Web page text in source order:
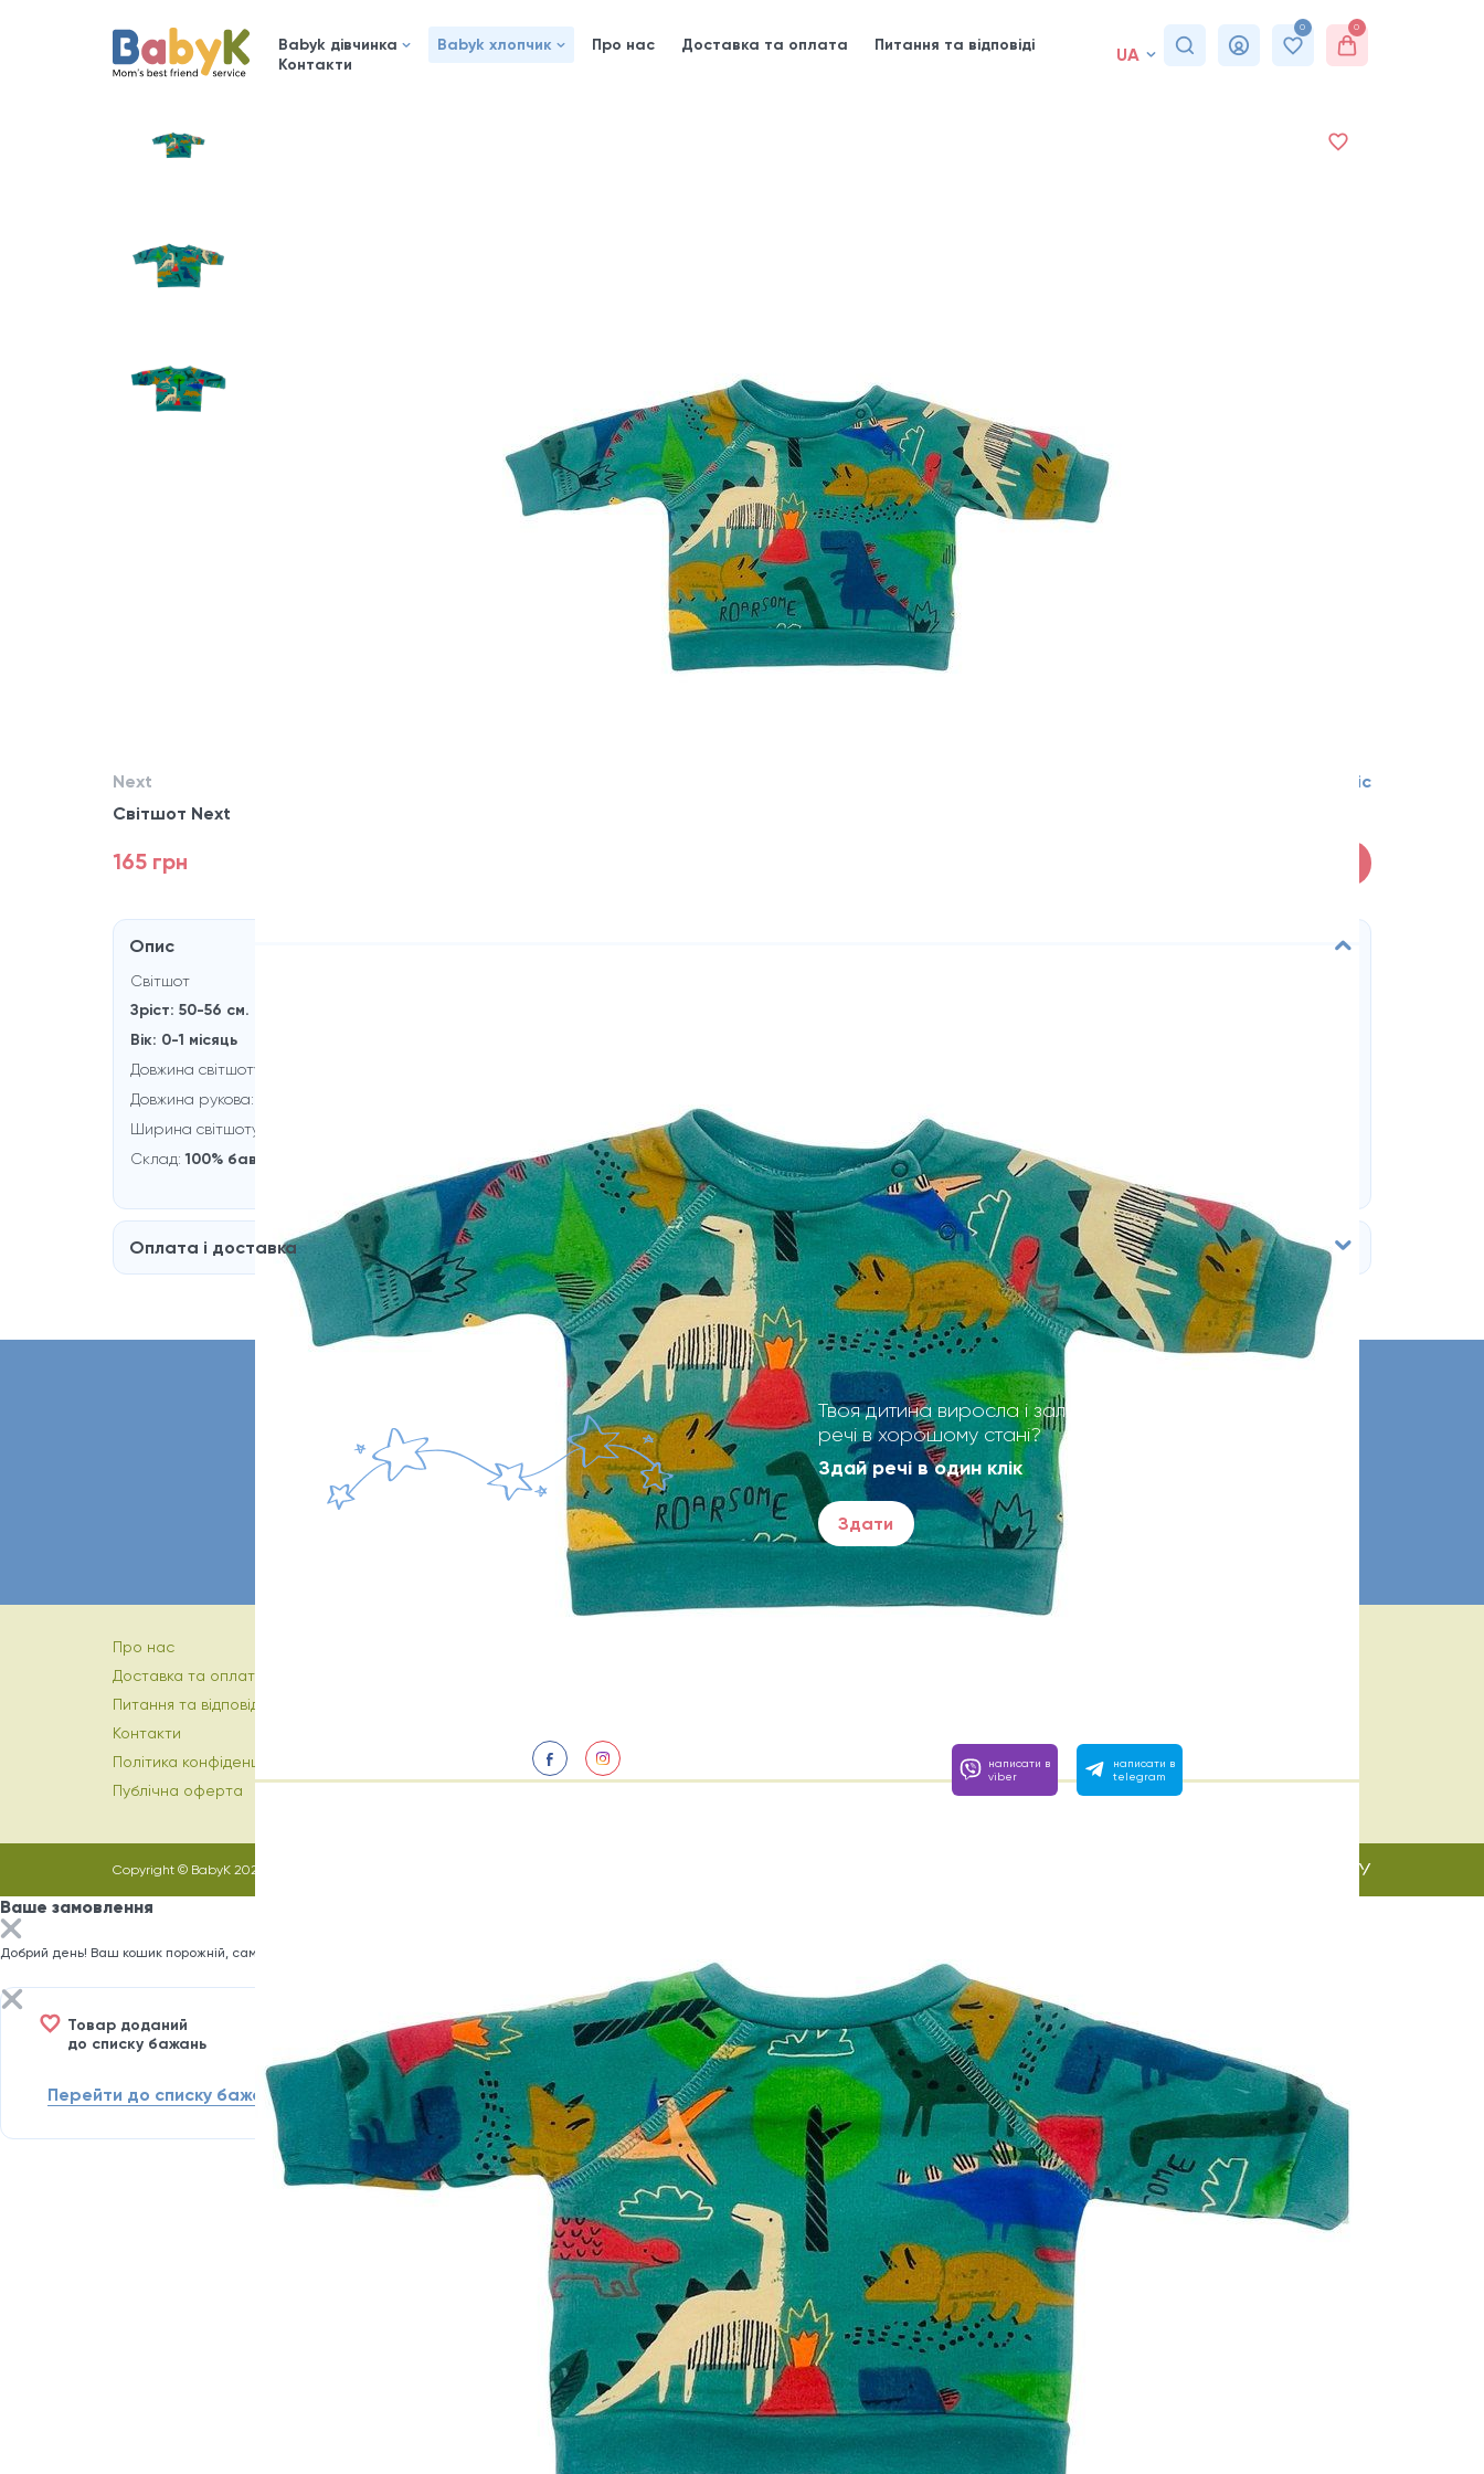
Babyk дівчинка Babyk хлопчик Про нас Доставка та оплата
Питання та відповіді
Контакти
UA
0 0
Next
0-1 міс
Світшот Next
165 грн
Опис
Світшот
Зріст: 50-56 см.
Вік: 0-1 місяць
Довжина світшоту:
Довжина рукова:
Ширина світшоту:
Склад:100% бавовна
Оплата і доставка
Твоя дитина виросла і залишилися
речі в хорошому стані?
Здай речі в один клік
Здати
Про нас
Доставка та оплата
Питання та відповіді
Контакти
Політика конфіденційності
Публічна оферта
написати в
viber
написати в
telegram
Copyright © BabyK 2026
Ваше замовлення
Добрий день! Ваш кошик порожній, саме час заповнити його)
Товар доданий
до списку бажань
Перейти до списку бажань